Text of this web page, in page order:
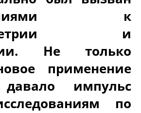
к
и
Не только
применение
импульс
по